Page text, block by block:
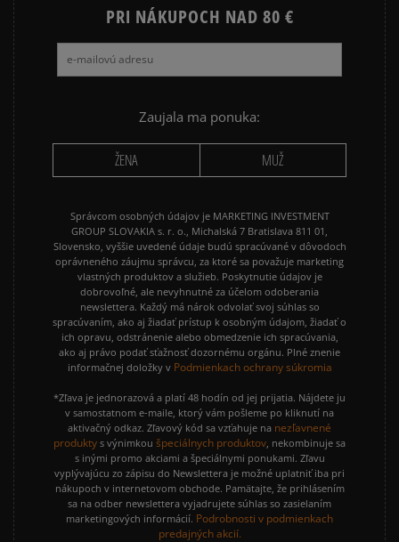
PRI NÁKUPOCH NAD 80 €
Zaujala ma ponuka:
ŽENA MUŽ
Správcom osobných údajov je MARKETING INVESTMENT
GROUP SLOVAKIA s. r. o., Michalská 7 Bratislava 811 01,
Slovensko, vyššie uvedené údaje budú spracúvané v dôvodoch
oprávneného záujmu správcu, za ktoré sa považuje marketing
vlastných produktov a služieb. Poskytnutie údajov je
dobrovoľné, ale nevyhnutné za účelom odoberania
newslettera. Každý má nárok odvolať svoj súhlas so
spracúvaním, ako aj žiadať prístup k osobným údajom, žiadať o
ich opravu, odstránenie alebo obmedzenie ich spracúvania,
ako aj právo podať sťažnosť dozornému orgánu. Plné znenie
informačnej doložky v Podmienkach ochrany súkromia
*Zľava je jednorazová a platí 48 hodín od jej prijatia. Nájdete ju
v samostatnom e-maile, ktorý vám pošleme po kliknutí na
aktivačný odkaz. Zľavový kód sa vzťahuje na nezľavnené
produkty s výnimkou špeciálnych produktov , nekombinuje sa
s inými promo akciami a špeciálnymi ponukami. Zľavu
vyplývajúcu zo zápisu do Newslettera je možné uplatniť iba pri
nákupoch v internetovom obchode. Pamätajte, že prihlásením
sa na odber newslettera vyjadrujete súhlas so zasielaním
marketingových informácií. Podrobnosti v podmienkach
predajných akcií.